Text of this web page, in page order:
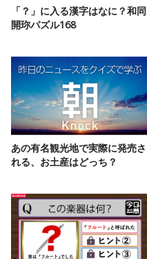
「？」に入る漢字はなに？和同
開珎パズル168
あの有名観光地で実際に発売さ
れる、お土産はどっち？